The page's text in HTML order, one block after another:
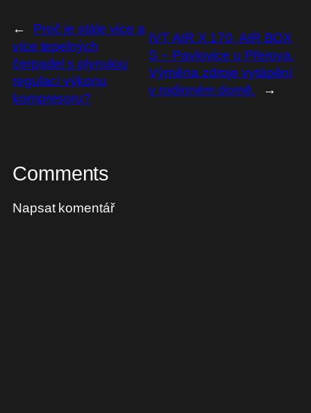
←
Proč je stále více a
více tepelných
čerpadel s plynulou
regulací výkonu
kompresoru?
IVT AIR X 170, AIR BOX
S – Pavlovice u Přerova.
Výměna zdroje vytápění
v rodinném domě.
→
Comments
Napsat komentář